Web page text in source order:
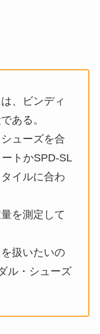
、ビンディ
ある。
ューズを合
トかSPD-SL
イルに合わ
を測定して
扱いたいの
ル・シューズ